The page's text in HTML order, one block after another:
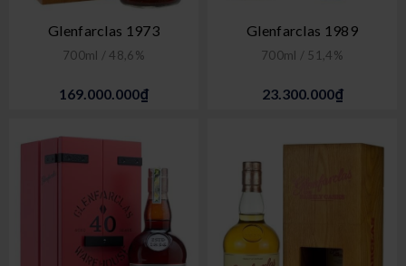
Glenfarclas 1973
700ml / 48,6%
169.000.000₫
Glenfarclas 1989
700ml / 51,4%
23.300.000₫